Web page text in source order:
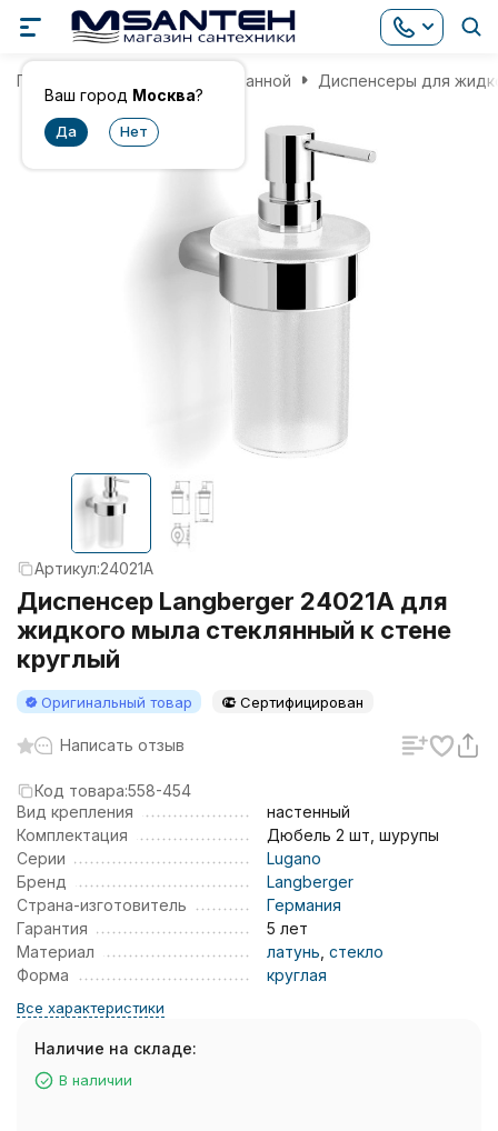
Ваш город Москва?
Главная Аксессуары для ванной Диспенсеры для
Артикул:24021A
Диспенсер Langberger 24021A для
жидкого мыла стеклянный к стене
круглый
Оригинальный товар Сертифицирован
Написать отзыв
Код товара:558-454
Вид крепления
настенный
Комплектация
Дюбель 2 шт, шурупы
Серии
Lugano
Бренд
Langberger
Страна-изготовитель
Германия
Гарантия
5 лет
Материал
латунь стекло
Форма
круглая
Все характеристики
Наличие на складе:
В наличии